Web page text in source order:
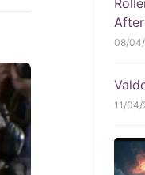
08/
11/